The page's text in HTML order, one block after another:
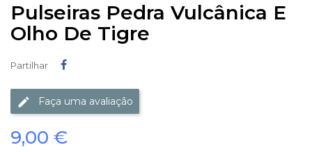
Pulseiras Pedra Vulcânica E
Olho De Tigre
Partilhar
Faça uma avaliação
9,00 €